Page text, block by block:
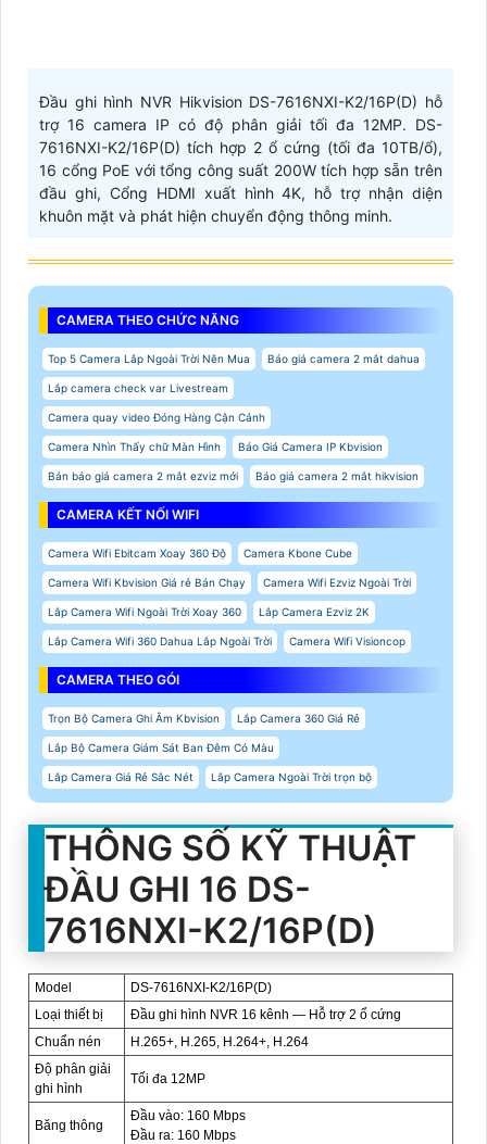
Đầu ghi hình NVR Hikvision DS-7616NXI-K2/16P(D) hỗ
trợ 16 camera IP có độ phân giải tối đa 12MP. DS-
7616NXI-K2/16P(D) tích hợp 2 ổ cứng (tối đa 10TB/ổ),
16 cổng PoE với tổng công suất 200W tích hợp sẵn trên
đầu ghi, Cổng HDMI xuất hình 4K, hỗ trợ nhận diện
khuôn mặt và phát hiện chuyển động thông minh.
CAMERA THEO CHỨC NĂNG
Top 5 Camera Lắp Ngoài Trời Nên Mua Báo giá camera 2 mắt dahua
Lắp camera check var Livestream
Camera quay video Đóng Hàng Cận Cảnh
Camera Nhìn Thấy chữ Màn Hình Báo Giá Camera IP Kbvision
Bản báo giá camera 2 mắt ezviz mới Báo giá camera 2 mắt hikvision
CAMERA KẾT NỐI WIFI
Camera Wifi Ebitcam Xoay 360 Độ Camera Kbone Cube
Camera Wifi Kbvision Giá rẻ Bán Chạy Camera Wifi Ezviz Ngoài Trời
Lắp Camera Wifi Ngoài Trời Xoay 360 Lắp Camera Ezviz 2K
Lắp Camera Wifi 360 Dahua Lắp Ngoài Trời Camera Wifi Visioncop
CAMERA THEO GÓI
Trọn Bộ Camera Ghi Âm Kbvision Lắp Camera 360 Giá Rẻ
Lắp Bộ Camera Giám Sát Ban Đêm Có Màu
Lắp Camera Giá Rẻ Sắc Nét Lắp Camera Ngoài Trời trọn bộ
THÔNG SỐ KỸ THUẬT
ĐẦU GHI 16 DS-
7616NXI-K2/16P(D)
Model
DS-7616NXI-K2/16P(D)
Loại thiết bị
Đầu ghi hình NVR 16 kênh — Hỗ trợ 2 ổ cứng
Chuẩn nén
H.265+, H.265, H.264+, H.264
Độ phân giải
ghi hình
Tối đa 12MP
Băng thông
Đầu vào: 160 Mbps
Đầu ra: 160 Mbps